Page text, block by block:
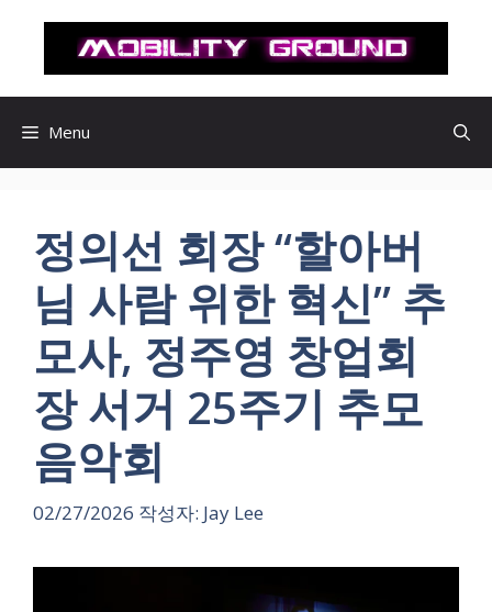
로
Menu
정의선 회장 “할아버
님 사람 위한 혁신” 추
모사, 정주영 창업회
장 서거 25주기 추모
음악회
02/27/2026 작성자: Jay Lee